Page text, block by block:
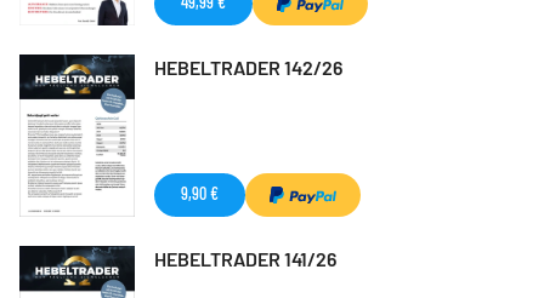
HEBELTRADER 142/26
9,90 €
HEBELTRADER 141/26